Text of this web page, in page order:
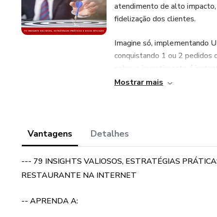
atendimento de alto
fidelização dos clientes.
Imagine só, implementando
conquistando 1 ou 2 pedidos
sobre o investimento é
para elevar o seu restaurante
o primeiro pedido que o
EBook de fácil leitura e
Mostrar mais
Vantagens Detalhes
--- 79 INSIGHTS VALIOSOS, ESTRATÉGIAS
RESTAURANTE NA INTERNET
-- APRENDA A: